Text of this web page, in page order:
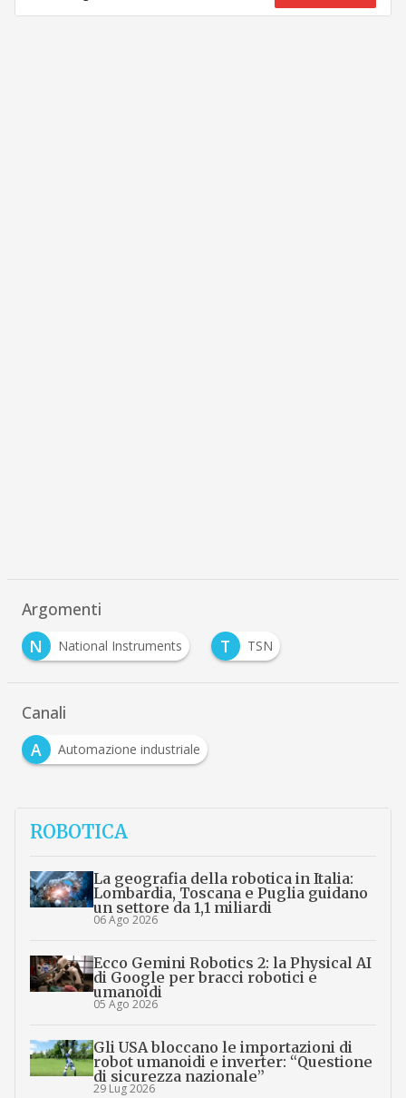
Argomenti
N
National Instruments T TSN
Canali
A
Automazione industriale
ROBOTICA
La geografia della robotica in Italia:
Lombardia, Toscana e Puglia guidano
un settore da 1,1 miliardi
06 Ago 2026
Ecco Gemini Robotics 2: la Physical AI
di Google per bracci robotici e
umanoidi
05 Ago 2026
Gli USA bloccano le importazioni di
robot umanoidi e inverter: “Questione
di sicurezza nazionale”
29 Lug 2026